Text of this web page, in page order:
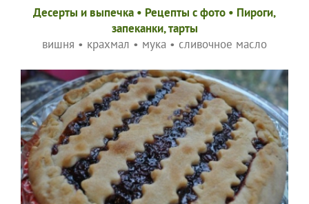
Десерты и выпечка • Рецепты c фото • Пироги,
запеканки, тарты
вишня • крахмал • мука • сливочное масло